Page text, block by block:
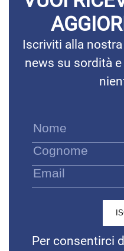
Iscriviti alla
news su sordità
Per consentirci